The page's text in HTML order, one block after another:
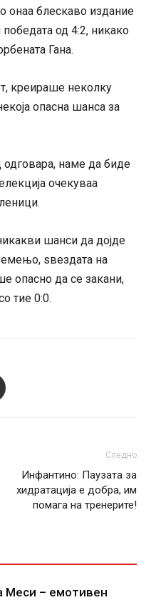
онаа блескаво издание
победата од 4:2, никако
Гана.
креираше неколку
опасна шанса за
одговара, наме да биде
очекуваа
шанси да дојде
ѕвездата на
опасно да се закани,
тие 0:0.
Следно
Инфантино: Паузата за
хидратација е добра, им
помага на тренерите!
Меси – емотивен